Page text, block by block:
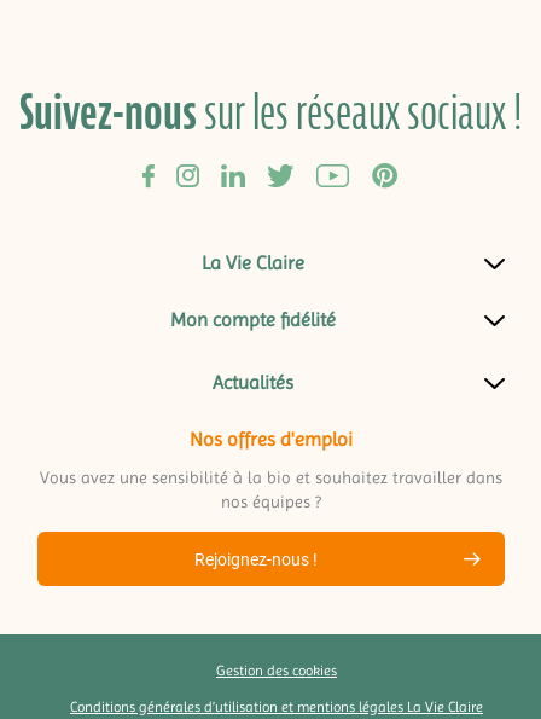
Suivez-noussur les réseaux sociaux !
La Vie Claire
Mon compte fidélité
Actualités
Nos offres d'emploi
Vous avez une sensibilité à la bio et souhaitez travailler dans
nos équipes ?
Rejoignez-nous !
Gestion des cookies
Conditions générales d’utilisation et mentions légales La Vie Claire